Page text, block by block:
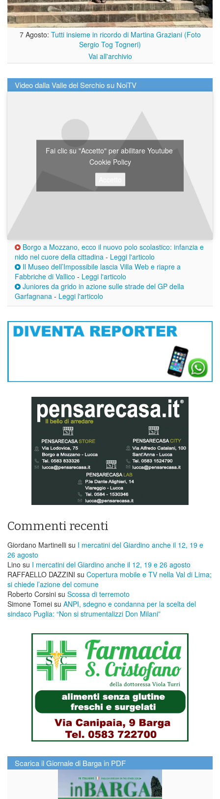
7 Agosto: Tutti insieme in ricordo di Martina Graziani (Foto
Sergio Tog Togneri)
Vai all'archivio
Video dalla Valle del Serchio su NoiTV
Fai clic su "Accetto" per abilitare Youtube
Cookie Policy
Borgo a Mozzano, ecco il nuovo polo scolastico: infanzia e
nido nel cuore della cittadina - Leggi l'articolo
Il Museo dell’Impossibile lascia Villa Web e riapre a
Fabbriche di Vallico - Leggi l'articolo
Juniores da grido in azione sulle strade del GP della
Garfagnana - Leggi l'articolo
Commenti recenti
Giordano Martinelli su I mercatini del Giardino anche il 12, 19 e
26 agosto
Lino su I mercatini del Giardino anche il 12, 19 e 26 agosto
RAFFAELLO DAZZINI su ​Copertura mobile e TV nella Val di Lima;
si chiede l’azione del comune
Roberto Corsini su Scossa di terremoto
Simone Tomei su ANPI, sdegno e condanna per la scelta del
sindaco Puglia: “Non si strumentalizzi Don Milani”
Scarica il Giornale di Barga in PDF